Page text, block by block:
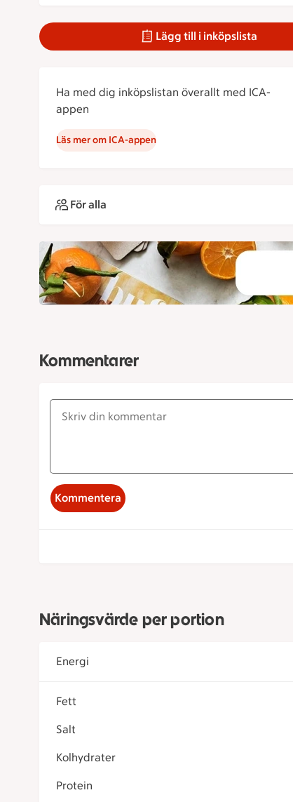
Lägg till i inköpslista
Ha med dig inköpslistan överallt med ICA-
appen
Läs mer om ICA-appen
För alla
Kommentarer
Kommentera
Näringsvärde per portion
Energi
Fett
Salt
Kolhydrater
Protein